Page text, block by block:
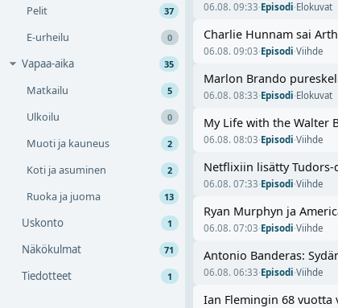
Pelit 37
E-urheilu 0
Vapaa-aika 35
Matkailu 5
Ulkoilu 0
Muoti ja kauneus 2
Koti ja asuminen 2
Ruoka ja juoma 13
Uskonto 1
Näkökulmat 71
Tiedotteet 1
06.08. 09:33·Episodi·Elokuvat
Charlie Hunnam sai
06.08. 09:03·Episodi·Viihde
Marlon Brando
06.08. 08:33·Episodi·Elokuvat
My Life with the Walter
06.08. 08:03·Episodi·Viihde
Netflixiin lisätty
06.08. 07:33·Episodi·Viihde
Ryan Murphyn ja
06.08. 07:03·Episodi·Viihde
Antonio Banderas:
06.08. 06:33·Episodi·Viihde
Ian Flemingin 68 vuotta